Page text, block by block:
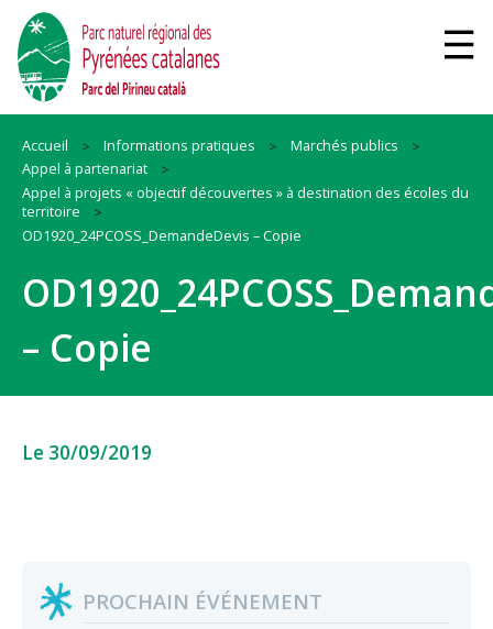
Accueil Informations pratiques
Marchés publics
Appel à partenariat
Appel à projets « objectif découvertes » à destination des écoles du
territoire
OD1920_24PCOSS_DemandeDevis – Copie
– Copie
Le 30/09/2019
PROCHAIN ÉVÉNEMENT